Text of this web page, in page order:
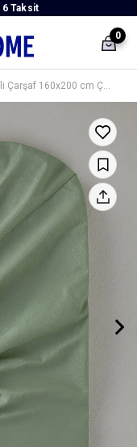
6 Taksit
0
Pure Pamuklu Çift Kişilik Lastikli Çarşaf 160x200 cm Çağla Yeşili